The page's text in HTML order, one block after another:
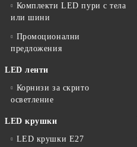
Комплекти LED пури с тела
или шини
Промоционални
предложения
LED ленти
Корнизи за скрито
осветление
LED крушки
LED крушки E27